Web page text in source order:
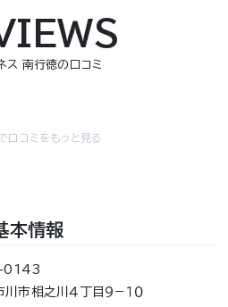
ス 南行徳の口コミ
コミをもっと見る
本情報
0143
川市相之川４丁目９−１０